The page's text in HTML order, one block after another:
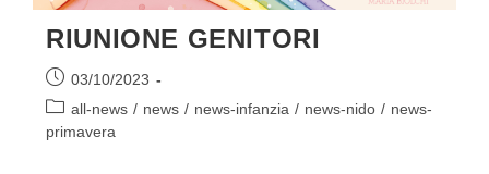
RIUNIONE GENITORI
Articolo
pubblicato:
03/10/2023
Categoria
dell'articolo:
all-news / news / news-infanzia / news-nido / news-
primavera